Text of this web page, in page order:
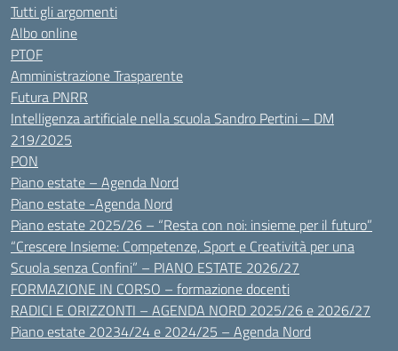
Tutti gli argomenti
Albo online
PTOF
Amministrazione Trasparente
Futura PNRR
Intelligenza artificiale nella scuola Sandro Pertini – DM
219/2025
PON
Piano estate – Agenda Nord
Piano estate -Agenda Nord
Piano estate 2025/26 – “Resta con noi: insieme per il futuro”
“Crescere Insieme: Competenze, Sport e Creatività per una
Scuola senza Confini” – PIANO ESTATE 2026/27
FORMAZIONE IN CORSO – formazione docenti
RADICI E ORIZZONTI – AGENDA NORD 2025/26 e 2026/27
Piano estate 20234/24 e 2024/25 – Agenda Nord